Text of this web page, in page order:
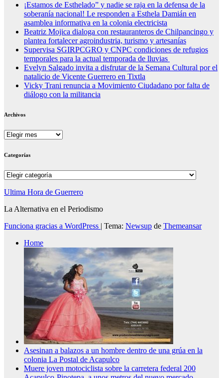
¡Estamos de Esthelado” y nadie se raja en la defensa de la
soberanía nacional! Le responden a Esthela Damián en
asamblea informativa en la colonia electricista
Beatriz Mojica dialoga con restauranteros de Chilpancingo y
plantea fortalecer agroindustria, turismo y artesanías
Supervisa SGIRPCGRO y CNPC condiciones de refugios
temporales para la actual temporada de lluvias
Evelyn Salgado invita a disfrutar de la Semana Cultural por el
natalicio de Vicente Guerrero en Tixtla
Vicky Trani renuncia a Movimiento Ciudadano por falta de
diálogo con la militancia
Archivos
Archivos
Categorías
Categorías
Ultima Hora de Guerrero
La Alternativa en el Periodismo
Funciona gracias a WordPress | Tema: Newsup de Themeansar
Home
Asesinan a balazos a un hombre dentro de una grúa en la
colonia La Postal de Acapulco
Muere joven motociclista sobre la carretera federal 200